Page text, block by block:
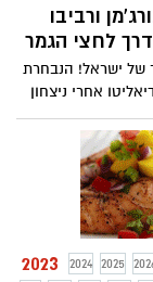
סבן עשוי להתמנות
אחרי הרבה
לכיוון של מאמן
ורביבו
לחצי הגמר
של ישראל! הנבחרת
אחרי ניצחון
הגדולה ברבע הגמר
האשדודי כבש
אישי מדהים
2023 2024 2025